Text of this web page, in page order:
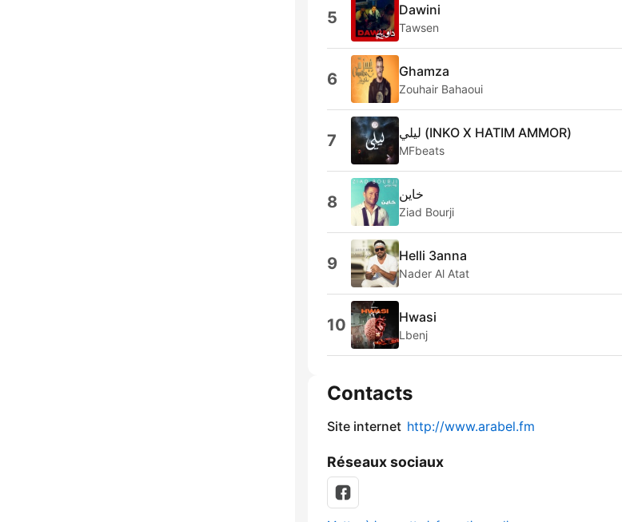
5 Dawini
Tawsen
6 Ghamza
Zouhair Bahaoui
7 ليلي (INKO X HATIM AMMOR)
MFbeats
8 خاين
Ziad Bourji
9 Helli 3anna
Nader Al Atat
10 Hwasi
Lbenj
Contacts
Site internet http://www.arabel.fm
Réseaux sociaux